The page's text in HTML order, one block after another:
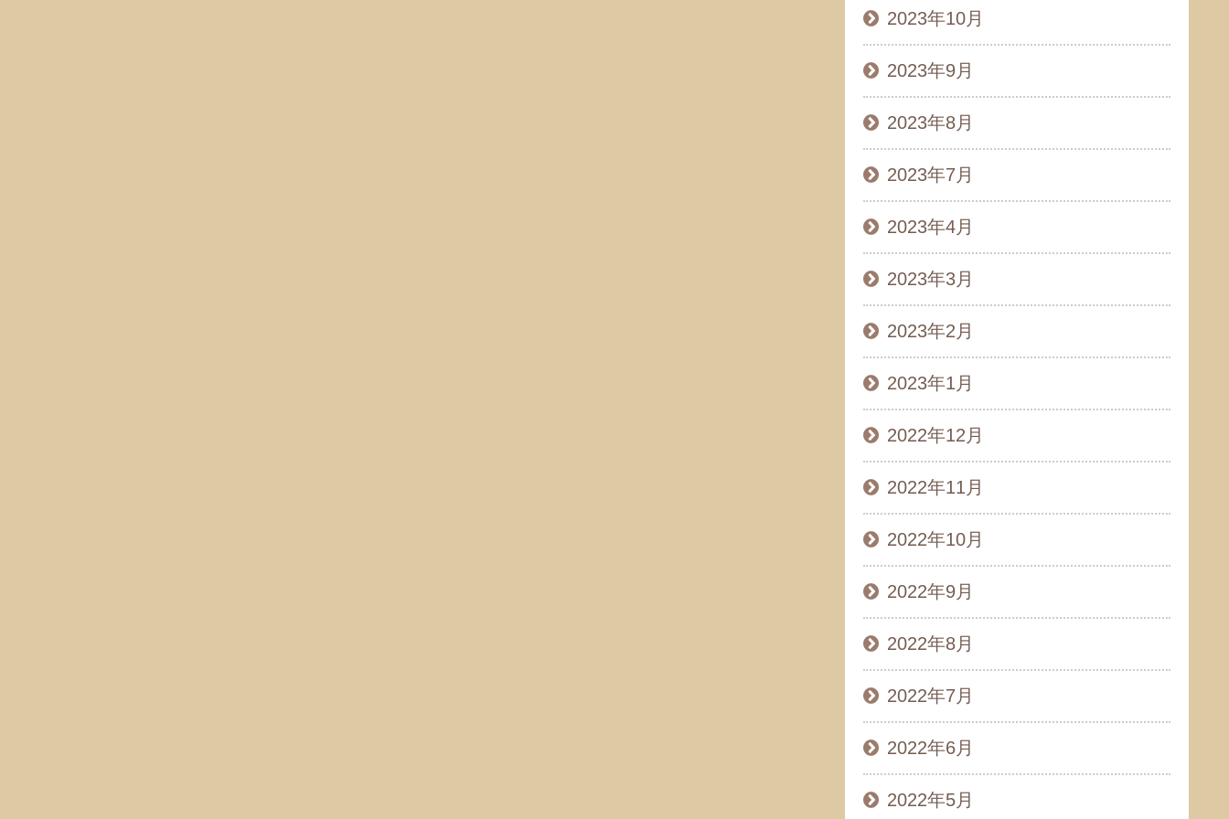
2023年10月
2023年9月
2023年8月
2023年7月
2023年4月
2023年3月
2023年2月
2023年1月
2022年12月
2022年11月
2022年10月
2022年9月
2022年8月
2022年7月
2022年6月
2022年5月